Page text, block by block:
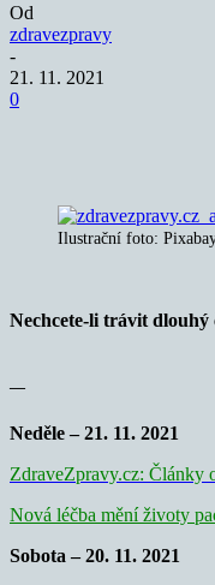
Od
zdravezpravy
-
21. 11. 2021
0
Ilustrační foto:
Nechcete-li trávit dlouhý
—
Neděle – 21. 11. 2021
ZdraveZpravy.cz: Články
Nová léčba mění životy
Sobota – 20. 11. 2021